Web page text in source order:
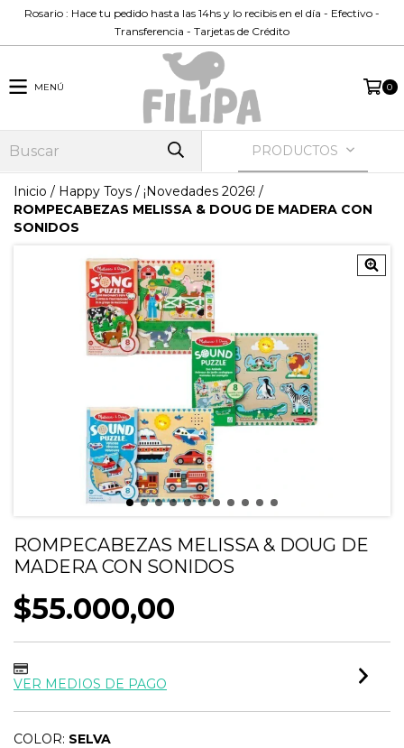
Rosario : Hace tu pedido hasta las 14hs y lo recibis en el día - Efectivo -
Transferencia - Tarjetas de Crédito
MENÚ 0
PRODUCTOS
Inicio / Happy Toys / ¡Novedades 2026! /
ROMPECABEZAS MELISSA & DOUG DE MADERA CON
SONIDOS
ROMPECABEZAS MELISSA & DOUG DE
MADERA CON SONIDOS
$55.000,00
VER MEDIOS DE PAGO
COLOR: SELVA